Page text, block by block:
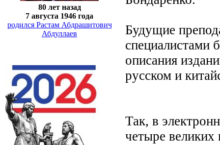
80 лет назад
7 августа 1946 года
родился Растам Абдрашитович
Абдуллаев
Будущие
специалистами
описания
русском и
Так, в
четыре великих